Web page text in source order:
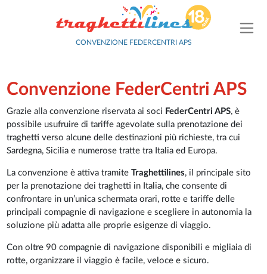
CONVENZIONE FEDERCENTRI APS
Convenzione FederCentri APS
Grazie alla convenzione riservata ai soci FederCentri APS, è
possibile usufruire di tariffe agevolate sulla prenotazione dei
traghetti verso alcune delle destinazioni più richieste, tra cui
Sardegna, Sicilia e numerose tratte tra Italia ed Europa.
La convenzione è attiva tramiteTraghettilines, il principale sito
per la prenotazione dei traghetti in Italia, che consente di
confrontare in un’unica schermata orari, rotte e tariffe delle
principali compagnie di navigazione e scegliere in autonomia la
soluzione più adatta alle proprie esigenze di viaggio.
Con oltre 90 compagnie di navigazione disponibili e migliaia di
rotte, organizzare il viaggio è facile, veloce e sicuro.